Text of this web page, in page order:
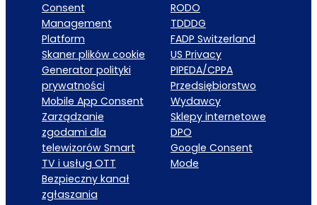
Consent
Management
Platform
Skaner plików cookie
Generator polityki
prywatności
Mobile App Consent
Zarządzanie
zgodami dla
telewizorów Smart
TV i usług OTT
Bezpieczny kanał
zgłaszania
RODO
TDDDG
FADP Switzerland
US Privacy
PIPEDA/CPPA
Przedsiębiorstwo
Wydawcy
Sklepy internetowe
DPO
Google Consent
Mode